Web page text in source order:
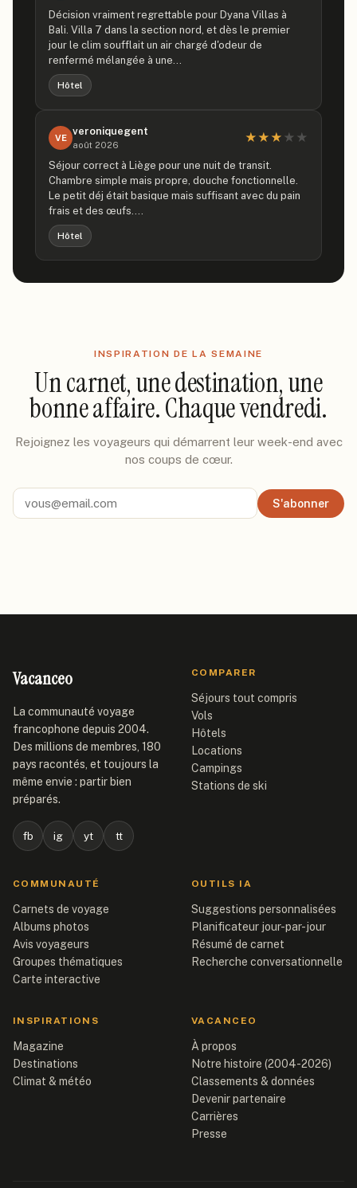
Décision vraiment regrettable pour Dyana Villas à
Bali. Villa 7 dans la section nord, et dès le premier
jour le clim soufflait un air chargé d'odeur de
renfermé mélangée à une…
Hôtel
VE
veroniquegent
août 2026
★★★ ★ ★
Séjour correct à Liège pour une nuit de transit.
Chambre simple mais propre, douche fonctionnelle.
Le petit déj était basique mais suffisant avec du pain
frais et des œufs.…
Hôtel
INSPIRATION DE LA SEMAINE
Un carnet, une destination, une
bonne affaire. Chaque vendredi.
Rejoignez les voyageurs qui démarrent leur week-end avec
nos coups de cœur.
S'abonner
Vacanceo
La communauté voyage
francophone depuis 2004.
Des millions de membres, 180
pays racontés, et toujours la
même envie : partir bien
préparés.
fb ig yt tt
COMPARER
Séjours tout compris
Vols
Hôtels
Locations
Campings
Stations de ski
COMMUNAUTÉ
Carnets de voyage
Albums photos
Avis voyageurs
Groupes thématiques
Carte interactive
OUTILS IA
Suggestions personnalisées
Planificateur jour-par-jour
Résumé de carnet
Recherche conversationnelle
INSPIRATIONS
Magazine
Destinations
Climat & météo
VACANCEO
À propos
Notre histoire (2004-2026)
Classements & données
Devenir partenaire
Carrières
Presse